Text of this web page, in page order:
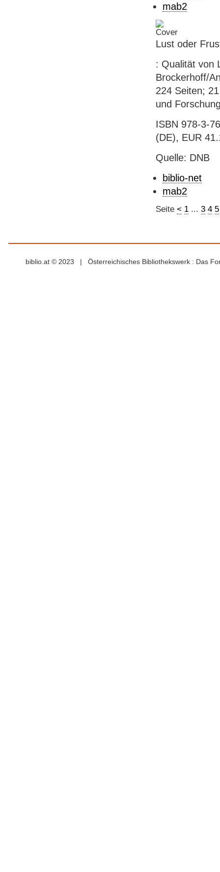
mab2
Lust oder
: Qualität von
Brockerhoff/
224 Seiten;
und
ISBN 978-3-
(DE), EUR
Quelle: DNB
biblio-net
mab2
Seite < 1... 3 4 5
biblio.at © 2023 | Österreichisches Bibliothekswerk : Das